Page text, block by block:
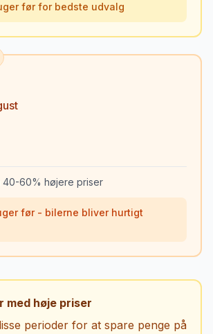
før for bedste udvalg
40-60% højere priser
før - bilerne bliver hurtigt
med høje priser
perioder for at spare penge på